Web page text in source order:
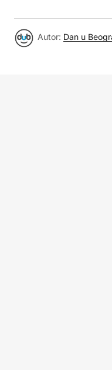
Autor: Dan u